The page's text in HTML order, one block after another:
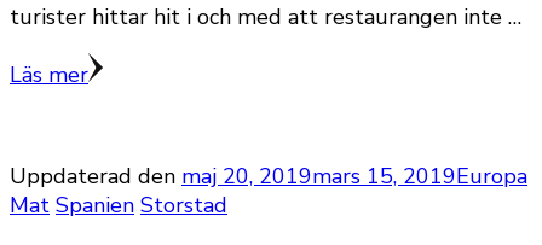
turister hittar hit i och med att restaurangen inte …
Läs mer
Uppdaterad den maj 20, 2019mars 15, 2019Europa
Mat Spanien Storstad